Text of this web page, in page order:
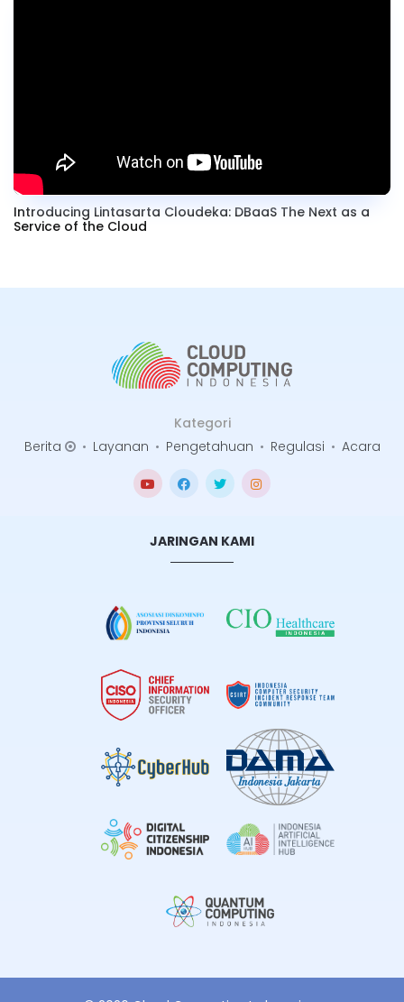
Introducing Lintasarta Cloudeka: DBaaS The Next as a
Service of the Cloud
Kategori
Berita
• Layanan • Pengetahuan • Regulasi • Acara
JARINGAN KAMI